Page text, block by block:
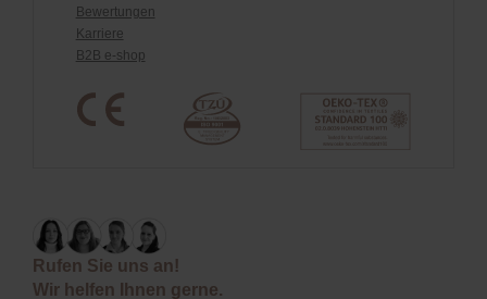
Bewertungen
Karriere
B2B e-shop
Rufen Sie uns an!
Wir helfen Ihnen gerne.